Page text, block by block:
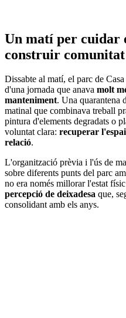
Un matí per cuidar
construir comunitat
Dissabte al matí, el parc de
d'una jornada que anava molt
manteniment. Una quarantena
matinal que combinava treball
pintura d'elements degradats o
voluntat clara: recuperar
relació.
L'organització prèvia i l'ús de
sobre diferents punts del parc
no era només millorar l'estat
percepció de deixadesa que,
consolidant amb els anys.